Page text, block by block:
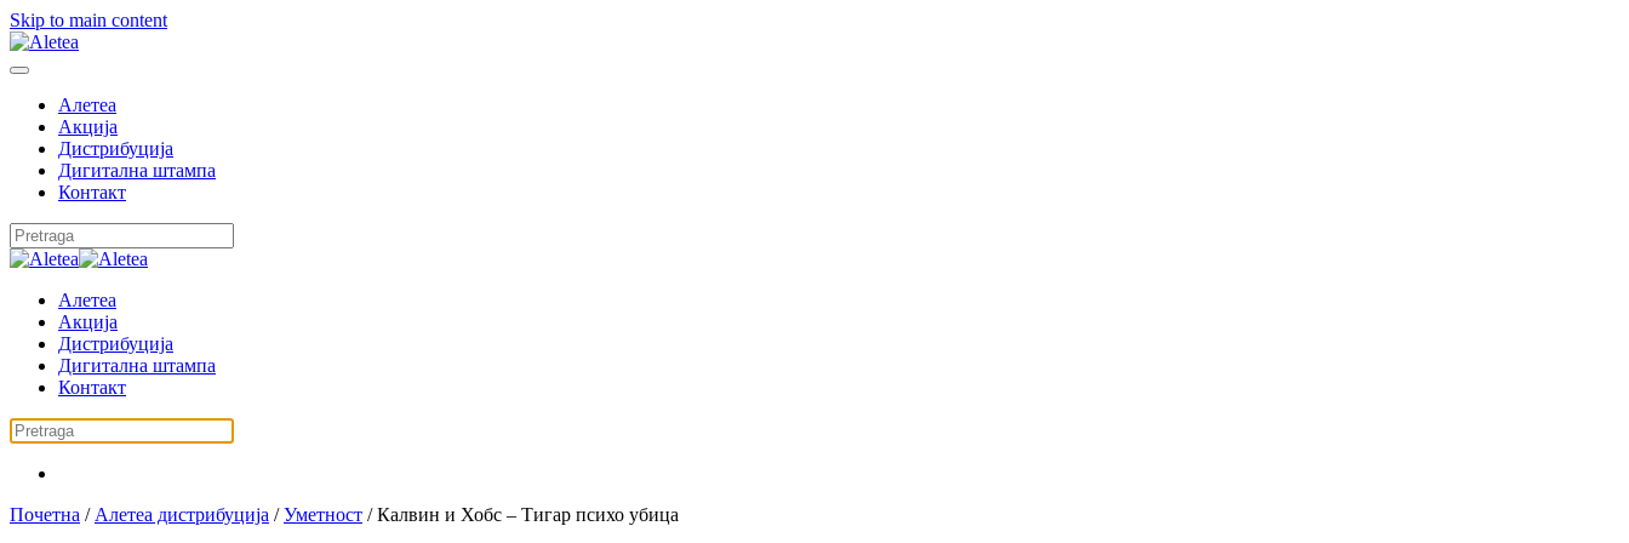
Skip to main content
Алетеа
Акција
Дистрибуција
Дигитална штампа
Контакт
Алетеа
Акција
Дистрибуција
Дигитална штампа
Контакт
Почетна / Алетеа дистрибуција /Уметност / Калвин и Хобс – Тигар психо убица